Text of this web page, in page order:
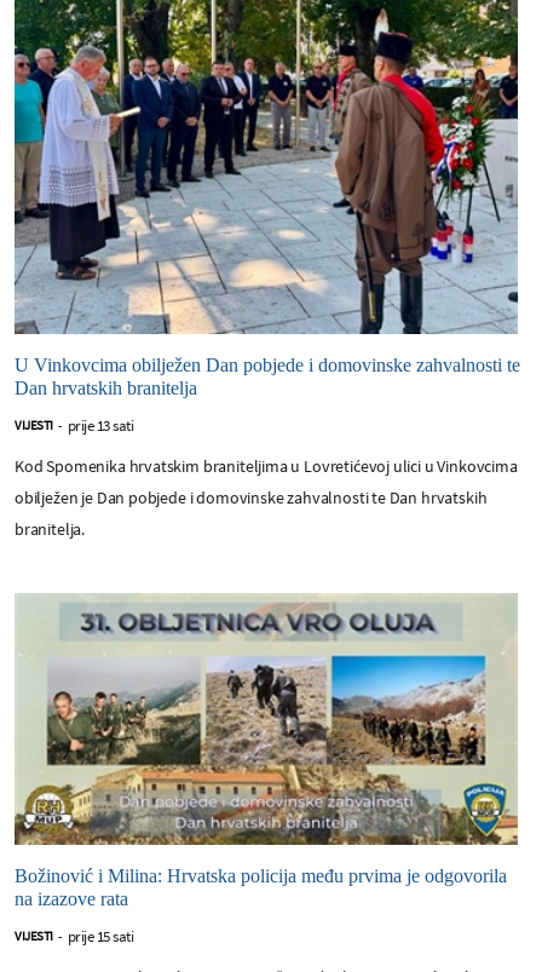
U Vinkovcima obilježen Dan pobjede i domovinske zahvalnosti te
Dan hrvatskih branitelja
VIJESTI - prije 13 sati
Kod Spomenika hrvatskim braniteljima u Lovretićevoj ulici u Vinkovcima
obilježen je Dan pobjede i domovinske zahvalnosti te Dan hrvatskih
branitelja.
Božinović i Milina: Hrvatska policija među prvima je odgovorila
na izazove rata
VIJESTI - prije 15 sati